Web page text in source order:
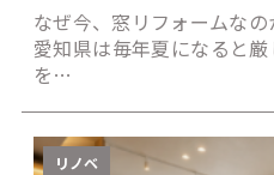
なぜ今、窓リフォームな
愛知県は毎年夏になると
を…
リノベ